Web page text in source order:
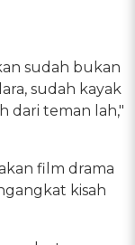
sudah bukan
sudah kayak
dari teman lah,"
film drama
kisah